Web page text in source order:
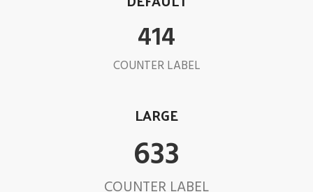
432
COUNTER LABEL
LARGE
677